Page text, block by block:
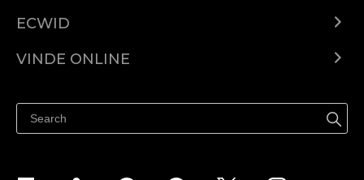
ECWID
Prețuri
VINDE ONLINE
Vinde pe Facebook
Vinde pe Instagram